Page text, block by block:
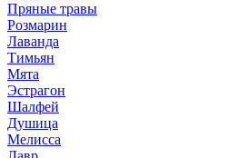
Пряные травы
Розмарин
Лаванда
Тимьян
Мята
Эстрагон
Шалфей
Душица
Мелисса